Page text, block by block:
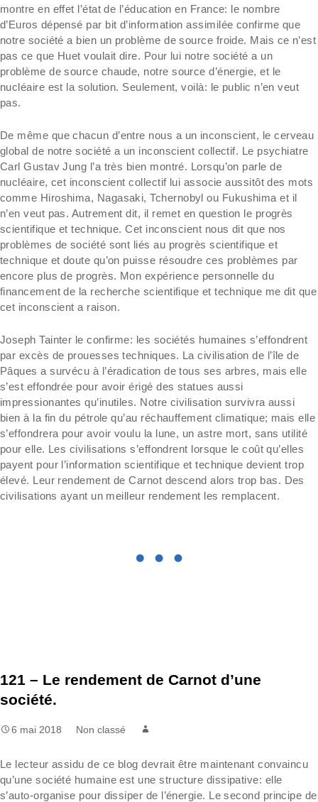
montre en effet l’état de l’éducation en France: le nombre
d’Euros dépensé par bit d’information assimilée confirme que
notre société a bien un problème de source froide. Mais ce n’est
pas ce que Huet voulait dire. Pour lui notre société a un
problème de source chaude, notre source d’énergie, et le
nucléaire est la solution. Seulement, voilà: le public n’en veut
pas.
De même que chacun d’entre nous a un inconscient, le cerveau
global de notre société a un inconscient collectif. Le psychiatre
Carl Gustav Jung l’a très bien montré. Lorsqu’on parle de
nucléaire, cet inconscient collectif lui associe aussitôt des mots
comme Hiroshima, Nagasaki, Tchernobyl ou Fukushima et il
n’en veut pas. Autrement dit, il remet en question le progrès
scientifique et technique. Cet inconscient nous dit que nos
problèmes de société sont liés au progrès scientifique et
technique et doute qu’on puisse résoudre ces problèmes par
encore plus de progrès. Mon expérience personnelle du
financement de la recherche scientifique et technique me dit que
cet inconscient a raison.
Joseph Tainter le confirme: les sociétés humaines s’effondrent
par excès de prouesses techniques. La civilisation de l’île de
Pâques a survécu à l’éradication de tous ses arbres, mais elle
s’est effondrée pour avoir érigé des statues aussi
impressionantes qu’inutiles. Notre civilisation survivra aussi
bien à la fin du pétrole qu’au réchauffement climatique; mais elle
s’effondrera pour avoir voulu la lune, un astre mort, sans utilité
pour elle. Les civilisations s’effondrent lorsque le coût qu’elles
payent pour l’information scientifique et technique devient trop
élevé. Leur rendement de Carnot descend alors trop bas. Des
civilisations ayant un meilleur rendement les remplacent.
121 – Le rendement de Carnot d’une
société.
6 mai 2018 Non classé
Le lecteur assidu de ce blog devrait être maintenant convaincu
qu’une société humaine est une structure dissipative: elle
s’auto-organise pour dissiper de l’énergie. Le second principe de